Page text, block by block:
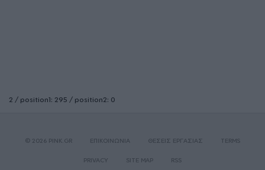
2 / position1: 295 / position2: 0
© 2026 PINK.GR ΕΠΙΚΟΙΝΩΝΙΑ ΘΕΣΕΙΣ ΕΡΓΑΣΙΑΣ TERMS
PRIVACY SITE MAP
RSS